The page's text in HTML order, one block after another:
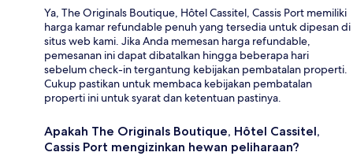
Ya, The Originals Boutique, Hôtel Cassitel, Cassis Port memiliki
harga kamar refundable penuh yang tersedia untuk dipesan di
situs web kami. Jika Anda memesan harga refundable,
pemesanan ini dapat dibatalkan hingga beberapa hari
sebelum check-in tergantung kebijakan pembatalan properti.
Cukup pastikan untuk membaca kebijakan pembatalan
properti ini untuk syarat dan ketentuan pastinya.
Apakah The Originals Boutique, Hôtel Cassitel,
Cassis Port mengizinkan hewan peliharaan?